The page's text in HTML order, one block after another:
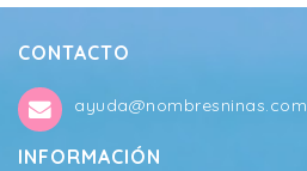
CONTACTO
ayuda@nombresninas.com
INFORMACIÓN